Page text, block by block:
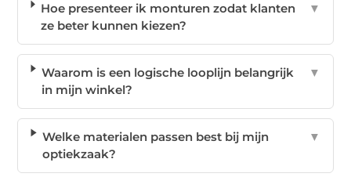
Hoe presenteer ik monturen zodat klanten
ze beter kunnen kiezen?
▼
Waarom is een logische looplijn belangrijk
in mijn winkel?
▼
Welke materialen passen best bij mijn
optiekzaak?
▼